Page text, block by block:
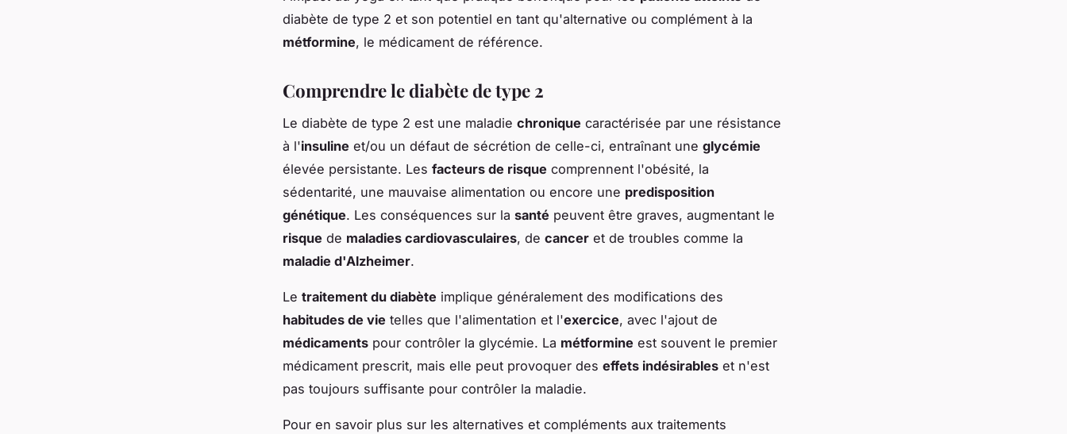
diabète de type 2 et son potentiel en tant qu'alternative ou complément à la
métformine, le médicament de référence.
Comprendre le diabète de type 2
Le diabète de type 2 est une maladie chronique caractérisée par une résistance
à l'insuline et/ou un défaut de sécrétion de celle-ci, entraînant une glycémie
élevée persistante. Les facteurs de risque comprennent l'obésité, la
sédentarité, une mauvaise alimentation ou encore une predisposition
génétique. Les conséquences sur la santé peuvent être graves, augmentant le
risque de maladies cardiovasculaires, de cancer et de troubles comme la
maladie d'Alzheimer.
Le traitement du diabète implique généralement des modifications des
habitudes de vie telles que l'alimentation et l'exercice, avec l'ajout de
médicaments pour contrôler la glycémie. La métformine est souvent le premier
médicament prescrit, mais elle peut provoquer des effets indésirables et n'est
pas toujours suffisante pour contrôler la maladie.
Pour en savoir plus sur les alternatives et compléments aux traitements